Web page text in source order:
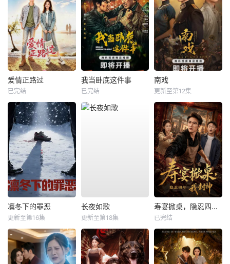
爱情正路过
已完结
我当卧底这件事
已完结
南戏
更新至第12集
凛冬下的罪恶
更新至第16集
长夜如歌
更新至第18集
寿宴掀桌，隐忍四年我封神
已完结